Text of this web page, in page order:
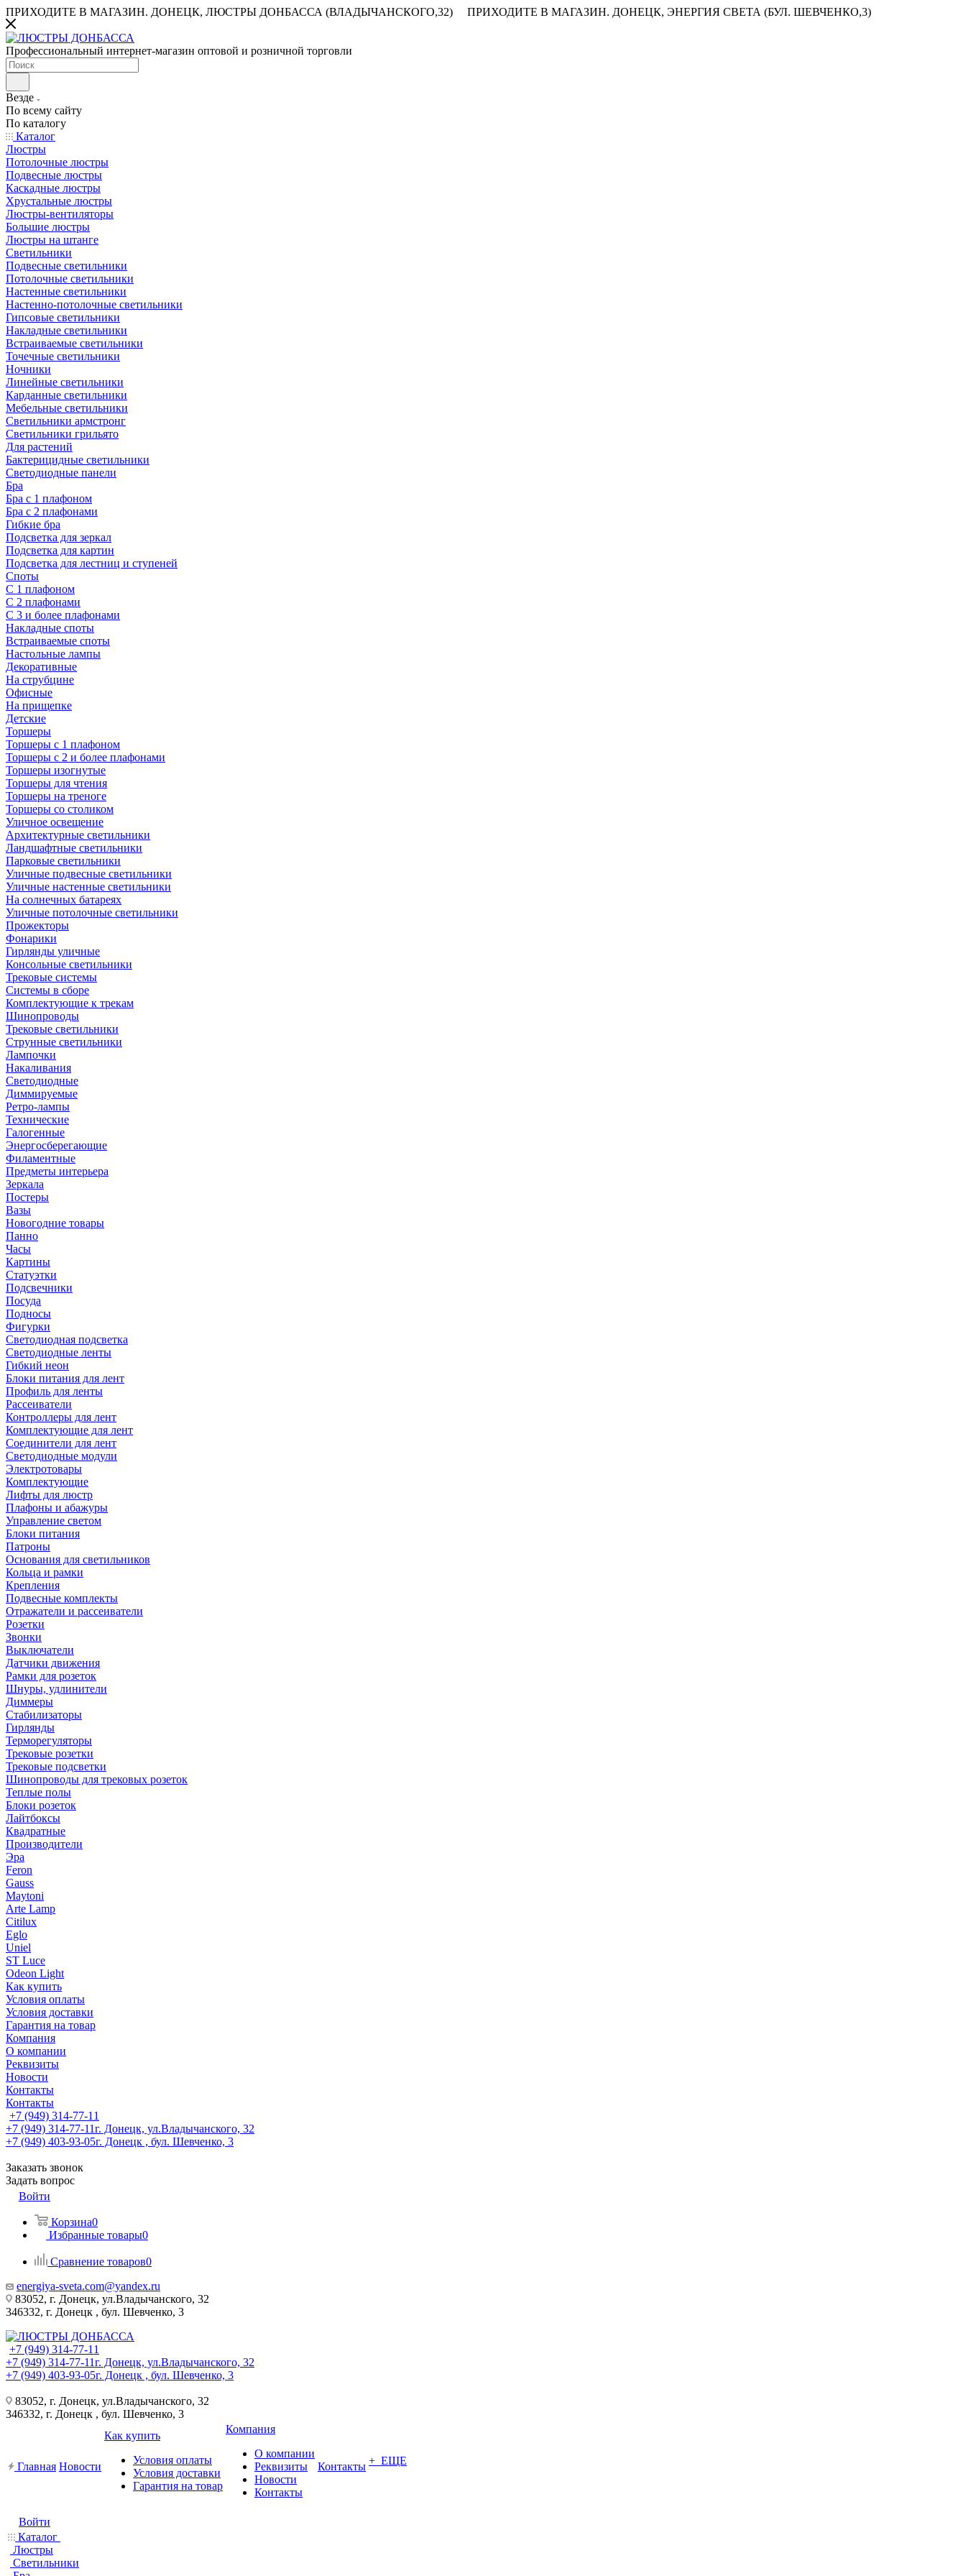
ПРИХОДИТЕ В МАГАЗИН. ДОНЕЦК, ЛЮСТРЫ ДОНБАССА (ВЛАДЫЧАНСКОГО,32) ПРИХОДИТЕ В МАГАЗИН. ДОНЕЦК, ЭНЕРГИЯ СВЕТА (БУЛ. ШЕВЧЕНКО,3)
Профессиональный интернет-магазин оптовой и розничной торговли
Везде
По всему сайту
По каталогу
Каталог
Люстры
Потолочные люстры
Подвесные люстры
Каскадные люстры
Хрустальные люстры
Люстры-вентиляторы
Большие люстры
Люстры на штанге
Светильники
Подвесные светильники
Потолочные светильники
Настенные светильники
Настенно-потолочные светильники
Гипсовые светильники
Накладные светильники
Встраиваемые светильники
Точечные светильники
Ночники
Линейные светильники
Карданные светильники
Мебельные светильники
Светильники армстронг
Светильники грильято
Для растений
Бактерицидные светильники
Светодиодные панели
Бра
Бра с 1 плафоном
Бра с 2 плафонами
Гибкие бра
Подсветка для зеркал
Подсветка для картин
Подсветка для лестниц и ступеней
Споты
С 1 плафоном
С 2 плафонами
С 3 и более плафонами
Накладные споты
Встраиваемые споты
Настольные лампы
Декоративные
На струбцине
Офисные
На прищепке
Детские
Торшеры
Торшеры с 1 плафоном
Торшеры с 2 и более плафонами
Торшеры изогнутые
Торшеры для чтения
Торшеры на треноге
Торшеры со столиком
Уличное освещение
Архитектурные светильники
Ландшафтные светильники
Парковые светильники
Уличные подвесные светильники
Уличные настенные светильники
На солнечных батареях
Уличные потолочные светильники
Прожекторы
Фонарики
Гирлянды уличные
Консольные светильники
Трековые системы
Системы в сборе
Комплектующие к трекам
Шинопроводы
Трековые светильники
Струнные светильники
Лампочки
Накаливания
Светодиодные
Диммируемые
Ретро-лампы
Технические
Галогенные
Энергосберегающие
Филаментные
Предметы интерьера
Зеркала
Постеры
Вазы
Новогодние товары
Панно
Часы
Картины
Статуэтки
Подсвечники
Посуда
Подносы
Фигурки
Светодиодная подсветка
Светодиодные ленты
Гибкий неон
Блоки питания для лент
Профиль для ленты
Рассеиватели
Контроллеры для лент
Комплектующие для лент
Соединители для лент
Светодиодные модули
Электротовары
Комплектующие
Лифты для люстр
Плафоны и абажуры
Управление светом
Блоки питания
Патроны
Основания для светильников
Кольца и рамки
Крепления
Подвесные комплекты
Отражатели и рассеиватели
Розетки
Звонки
Выключатели
Датчики движения
Рамки для розеток
Шнуры, удлинители
Диммеры
Стабилизаторы
Гирлянды
Терморегуляторы
Трековые розетки
Трековые подсветки
Шинопроводы для трековых розеток
Теплые полы
Блоки розеток
Лайтбоксы
Квадратные
Производители
Эра
Feron
Gauss
Maytoni
Arte Lamp
Citilux
Eglo
Uniel
ST Luce
Odeon Light
Как купить
Условия оплаты
Условия доставки
Гарантия на товар
Компания
О компании
Реквизиты
Новости
Контакты
Контакты
+7 (949) 314-77-11
+7 (949) 314-77-11г. Донецк, ул.Владычанского, 32
+7 (949) 403-93-05г. Донецк , бул. Шевченко, 3
Заказать звонок
Задать вопрос
Войти
Корзина0
Избранные товары0
Сравнение товаров0
energiya-sveta.com@yandex.ru
83052, г. Донецк, ул.Владычанского, 32
346332, г. Донецк , бул. Шевченко, 3
+7 (949) 314-77-11
+7 (949) 314-77-11г. Донецк, ул.Владычанского, 32
+7 (949) 403-93-05г. Донецк , бул. Шевченко, 3
83052, г. Донецк, ул.Владычанского, 32
346332, г. Донецк , бул. Шевченко, 3
Главная Новости
Как купить
Условия оплаты
Условия доставки
Гарантия на товар
Компания
О компании
Реквизиты
Новости
Контакты
Контакты + ЕЩЕ
Войти
Каталог
Люстры
Светильники